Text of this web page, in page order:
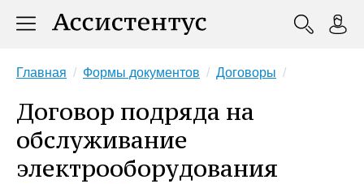
Главная Формы документов Договоры
Договор подряда на
обслуживание
электрооборудования